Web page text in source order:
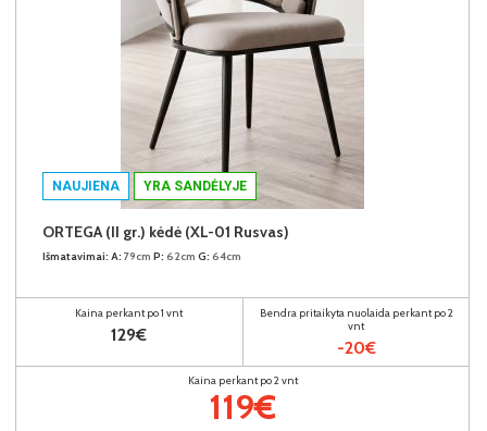
NAUJIENA YRA SANDĖLYJE
ORTEGA (II gr.) kėdė (XL-01 Rusvas)
Išmatavimai: A: 79cm P: 62cm G: 64cm
Kaina perkant po 1 vnt
129€
Bendra pritaikyta nuolaida perkant po 2
vnt
-20€
Kaina perkant po 2 vnt
119€